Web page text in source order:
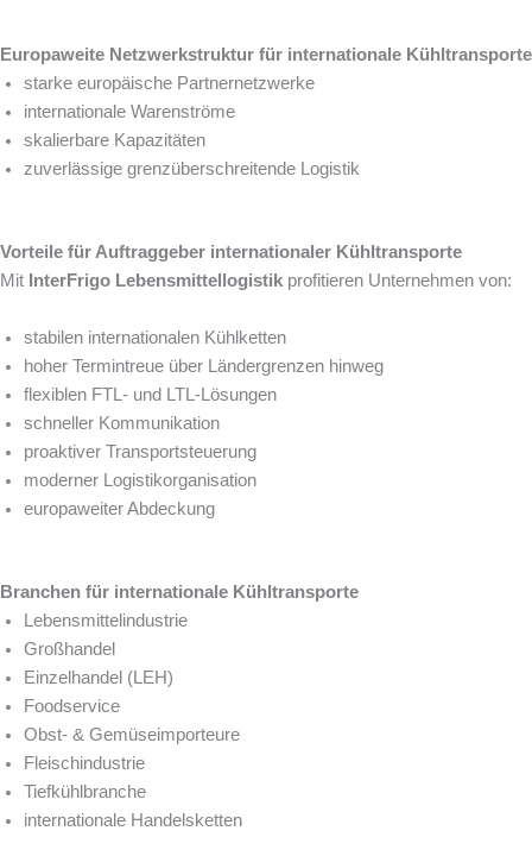
Europaweite Netzwerkstruktur für internationale Kühltransporte
starke europäische Partnernetzwerke
internationale Warenströme
skalierbare Kapazitäten
zuverlässige grenzüberschreitende Logistik
Vorteile für Auftraggeber internationaler Kühltransporte
Mit InterFrigo Lebensmittellogistik profitieren Unternehmen von:
stabilen internationalen Kühlketten
hoher Termintreue über Ländergrenzen hinweg
flexiblen FTL- und LTL-Lösungen
schneller Kommunikation
proaktiver Transportsteuerung
moderner Logistikorganisation
europaweiter Abdeckung
Branchen für internationale Kühltransporte
Lebensmittelindustrie
Großhandel
Einzelhandel (LEH)
Foodservice
Obst- & Gemüseimporteure
Fleischindustrie
Tiefkühlbranche
internationale Handelsketten